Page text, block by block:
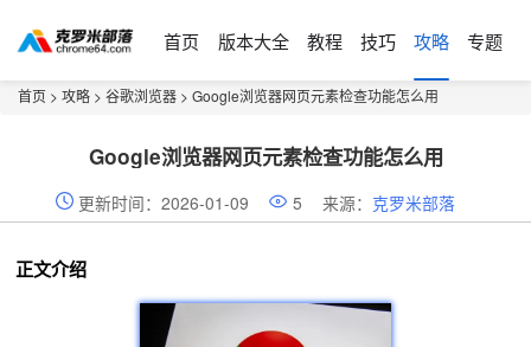
首页 版本大全 教程 技巧 攻略 专题
首页 > 攻略 > 谷歌浏览器 > Google浏览器网页元素检查功能怎么用
Google浏览器网页元素检查功能怎么用
更新时间：2026-01-09 5 来源： 克罗米部落
正文介绍